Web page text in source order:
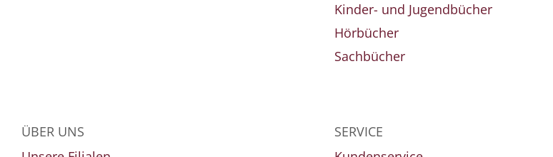
Kinder- und Jugendbücher
Hörbücher
Sachbücher
ÜBER UNS
SERVICE